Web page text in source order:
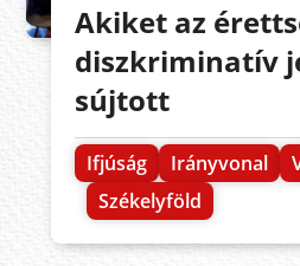
Akiket az
diszkriminatív
sújtott
Ifjúság Irányvonal
Székelyföld